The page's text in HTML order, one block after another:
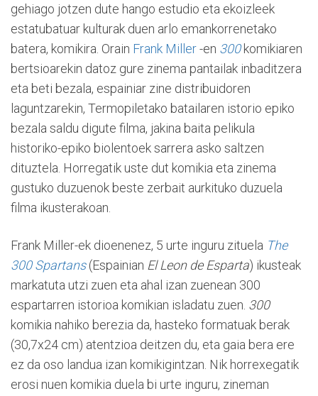
gehiago jotzen dute hango estudio eta ekoizleek
estatubatuar kulturak duen arlo emankorrenetako
batera, komikira. Orain Frank Miller-en 300komikiaren
bertsioarekin datoz gure zinema pantailak inbaditzera
eta beti bezala, espainiar zine distribuidoren
laguntzarekin, Termopiletako batailaren istorio epiko
bezala saldu digute filma, jakina baita pelikula
historiko-epiko biolentoek sarrera asko saltzen
dituztela. Horregatik uste dut komikia eta zinema
gustuko duzuenok beste zerbait aurkituko duzuela
filma ikusterakoan.
Frank Miller-ek dioenenez, 5 urte inguru zituela The
300 Spartans(Espainian El Leon de Esparta) ikusteak
markatuta utzi zuen eta ahal izan zuenean 300
espartarren istorioa komikian isladatu zuen. 300
komikia nahiko berezia da, hasteko formatuak berak
(30,7x24 cm) atentzioa deitzen du, eta gaia bera ere
ez da oso landua izan komikigintzan. Nik horrexegatik
erosi nuen komikia duela bi urte inguru, zineman